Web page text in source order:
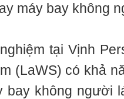
máy bay không
tại Vịnh
(LaWS) có khả
bay không người